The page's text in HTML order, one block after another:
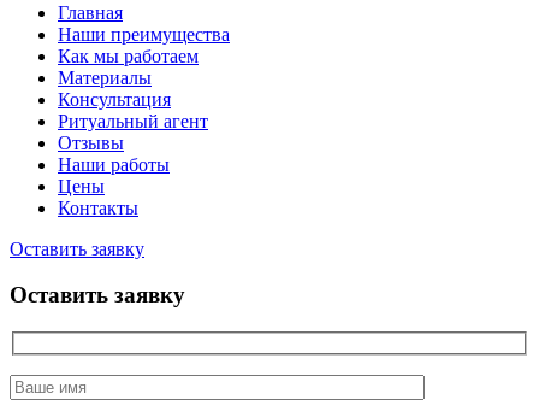
Главная
Наши преимущества
Как мы работаем
Материалы
Консультация
Ритуальный агент
Отзывы
Наши работы
Цены
Контакты
Оставить заявку
Оставить заявку